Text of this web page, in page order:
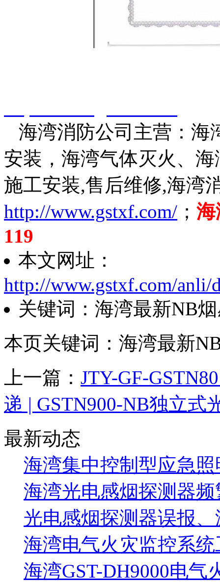
海湾消防公司主营：海
安装，海湾气体灭火、
施工安装,售后维修,海湾
http://www.gstxf.com/ ； 海
119
本文网址：
http://www.gstxf.com/
关键词：海湾最新NB
本页关键词：海湾最新
上一篇： JTY-GF-
递 | GSTN900-NB独立式
最新动态
海湾集中控制型应急照
海湾光电感烟探测器
光电感烟探测器误报
海湾电气火灾监控系统
海湾GST-DH9000电气